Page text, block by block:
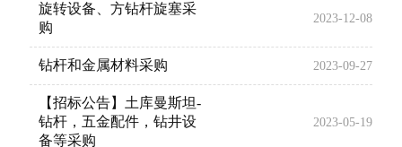
中国地区：钛合金钻杆寻
求资源
2022-10-13
旋转设备、方钻杆旋塞采
购
2023-12-08
钻杆和金属材料采购 2023-09-27
【招标公告】土库曼斯坦-
钻杆，五金配件，钻井设
备等采购
2023-05-19